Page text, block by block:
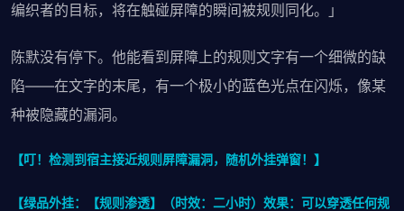
编织者的目标，将在触碰屏障的瞬间被规则同化。」
陈默没有停下。他能看到屏障上的规则文字有一个细微的缺
陷——在文字的末尾，有一个极小的蓝色光点在闪烁，像某
种被隐藏的漏洞。
【叮！检测到宿主接近规则屏障漏洞，随机外挂弹窗！】
【绿品外挂：【规则渗透】（时效：二小时）效果：可以穿透任何规